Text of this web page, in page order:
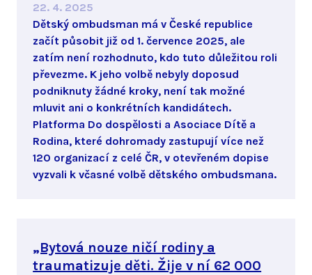
22. 4. 2025
Dětský ombudsman má v České republice
začít působit již od 1. července 2025, ale
zatím není rozhodnuto, kdo tuto důležitou roli
převezme. K jeho volbě nebyly doposud
podniknuty žádné kroky, není tak možné
mluvit ani o konkrétních kandidátech.
Platforma Do dospělosti a Asociace Dítě a
Rodina, které dohromady zastupují více než
120 organizací z celé ČR, v otevřeném dopise
vyzvali k včasné volbě dětského ombudsmana.
„Bytová nouze ničí rodiny a
traumatizuje děti. Žije v ní 62 000